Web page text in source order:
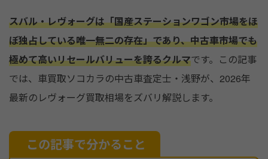
k
スバル・レヴォーグは「国産ステーションワゴン市場をほ
ぼ独占している唯一無二の存在」であり、中古車市場でも
極めて高いリセールバリューを誇るクルマです。この記事
では、車買取ソコカラの中古車査定士・浅野が、2026年
最新のレヴォーグ買取相場をズバリ解説します。
この記事で分かること